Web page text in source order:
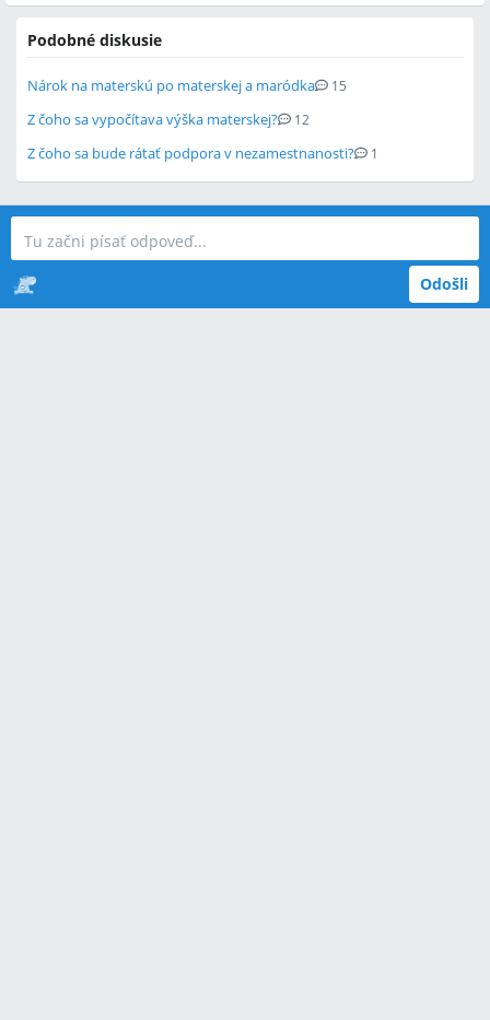
Podobné diskusie
Nárok na materskú po materskej a maródka 15
Z čoho sa vypočítava výška materskej? 12
Z čoho sa bude rátať podpora v nezamestnanosti? 1
Odošli